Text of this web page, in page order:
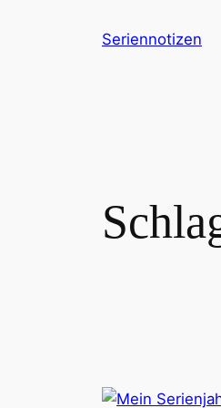
Seriennotizen